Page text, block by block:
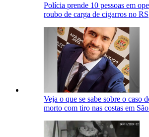
Polícia prende 10 pessoas em
roubo de carga de cigarros no RS
Veja o que se sabe sobre o caso
morto com tiro nas costas em